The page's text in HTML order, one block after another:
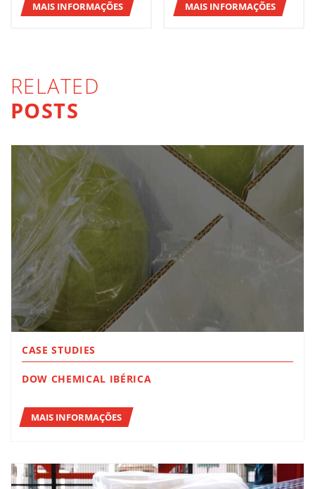
MAIS INFORMAÇÕES MAIS INFORMAÇÕES
RELATED
POSTS
CASE STUDIES
DOW CHEMICAL IBÉRICA
MAIS INFORMAÇÕES